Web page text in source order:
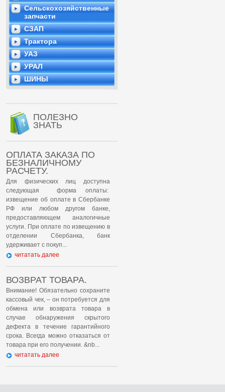
Сельскохозяйственные
запчасти
СЗАП
Трактора
УАЗ
УРАЛ
ШИНЫ
ПОЛЕЗНО
ЗНАТЬ
ОПЛАТА ЗАКАЗА ПО
БЕЗНАЛИЧНОМУ
РАСЧЕТУ.
Для физических лиц доступна
следующая форма оплаты:
извещение об оплате в Сбербанке
РФ или любом другом банке,
предоставляющем аналогичные
услуги. При оплате по извещению в
отделении Сбербанка, банк
удерживает с покуп...
читатать далее
ВОЗВРАТ ТОВАРА.
Внимание! Обязательно сохраните
кассовый чек, – он потребуется для
обмена или возврата товара в
случае обнаружения скрытого
дефекта в течение гарантийного
срока. Всегда можно отказаться от
товара при его получении. &nb...
читатать далее